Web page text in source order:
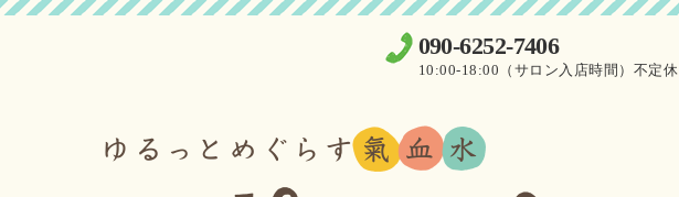
090-6252-7406
10:00-18:00（サロン入店時間）不定休